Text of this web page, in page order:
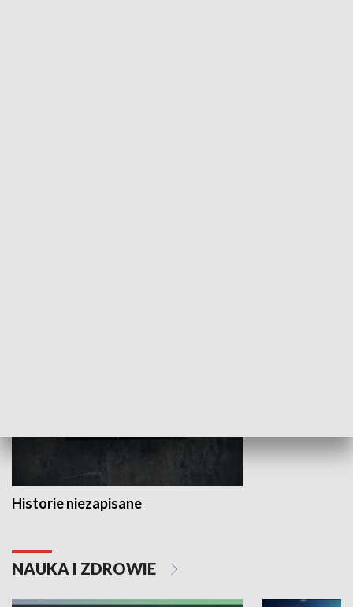
Historie niezapisane
NAUKA I ZDROWIE